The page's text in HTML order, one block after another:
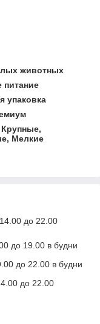
животных
питание
упаковка
Мелкие
до 22.00
до 19.00 в будни
до 22.00 в будни
до 22.00